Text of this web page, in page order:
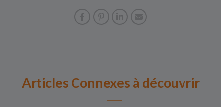
Articles Connexes à découvrir